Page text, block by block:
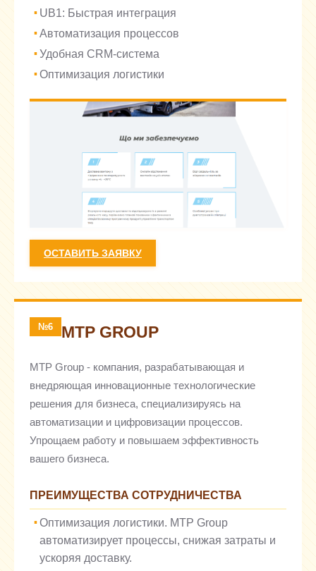
UB1: Быстрая интеграция
Автоматизация процессов
Удобная CRM-система
Оптимизация логистики
ОСТАВИТЬ ЗАЯВКУ
№6 MTP GROUP
MTP Group - компания, разрабатывающая и
внедряющая инновационные технологические
решения для бизнеса, специализируясь на
автоматизации и цифровизации процессов.
Упрощаем работу и повышаем эффективность
вашего бизнеса.
ПРЕИМУЩЕСТВА СОТРУДНИЧЕСТВА
Оптимизация логистики. MTP Group
автоматизирует процессы, снижая затраты и
ускоряя доставку.